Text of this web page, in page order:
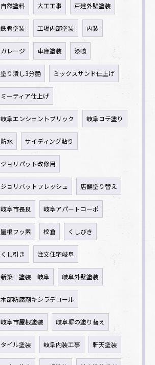
自然塗料 大工工事 戸建外壁塗装
鉄骨塗装 工場内部塗装 内装
ガレージ 車庫塗装 漆喰
塗り潰し3分艶 ミックスサンド仕上げ
ミーティア仕上げ
岐阜エンシェントブリック 岐阜コテ塗り
防水 サイディング貼り
ジョリパット改修用
ジョリパットフレッシュ 店舗塗り替え
岐阜市長良 岐阜アパートコーポ
屋根フッ素 校倉 くしびき
くし引き 注文住宅岐阜
新築 塗装 岐阜 岐阜外壁塗装
木部防腐剤キシラデコール
岐阜市屋根塗装 岐阜塀の塗り替え
タイル塗装 岐阜内装工事 軒天塗装